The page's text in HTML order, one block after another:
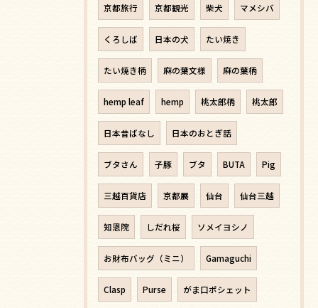
京都旅行 京都観光 柴犬 マメシバ
くろしば 日本の犬 たい焼き
たい焼き柄 麻の葉文様 麻の葉柄
hemp leaf hemp 桃太郎柄 桃太郎
日本昔ばなし 日本のおとぎ話
ブタさん 子豚 ブタ BUTA Pig
三越百貨店 京都展 仙台 仙台三越
知恩院 しだれ桜 ソメイヨシノ
お財布バッグ（ミニ） Gamaguchi
Clasp Purse がま口ポシェット